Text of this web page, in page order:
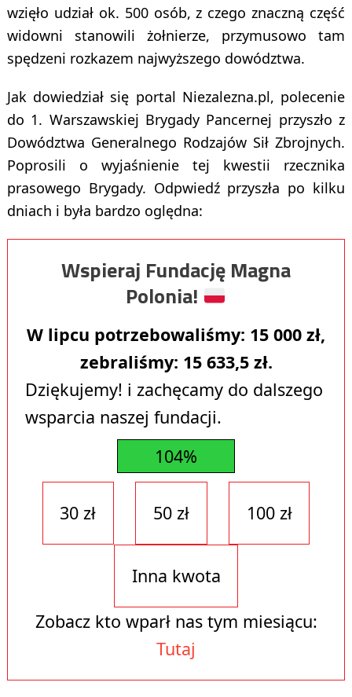
wzięło udział ok. 500 osób, z czego znaczną część
widowni stanowili żołnierze, przymusowo tam
spędzeni rozkazem najwyższego dowództwa.
Jak dowiedział się portal Niezalezna.pl, polecenie
do 1. Warszawskiej Brygady Pancernej przyszło z
Dowództwa Generalnego Rodzajów Sił Zbrojnych.
Poprosili o wyjaśnienie tej kwestii rzecznika
prasowego Brygady. Odpwiedź przyszła po kilku
dniach i była bardzo oględna:
Wspieraj Fundację Magna
Polonia!
W lipcu potrzebowaliśmy: 15 000 zł,
zebraliśmy: 15 633,5zł.
Dziękujemy! i zachęcamy do dalszego
wsparcia naszej fundacji.
104%
30 zł 50 zł 100 zł
Inna kwota
Zobacz kto wparł nas tym miesiącu:
Tutaj